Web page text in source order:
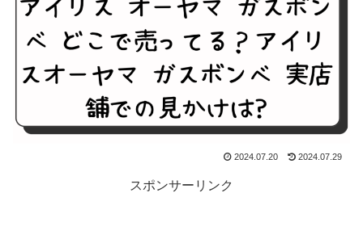
2024.07.20 2024.07.29
スポンサーリンク